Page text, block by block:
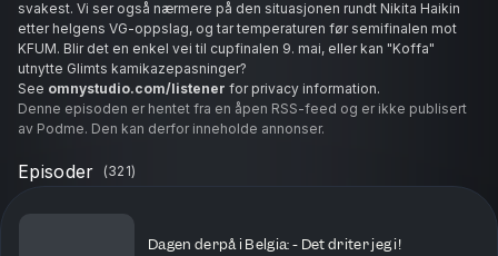
svakest. Vi ser også nærmere på den situasjonen rundt Nikita Haikin
etter helgens VG-oppslag, og tar temperaturen før semifinalen mot
KFUM. Blir det en enkel vei til cupfinalen 9. mai, eller kan "Koffa"
utnytte Glimts kamikazepasninger?
See omnystudio.com/listener for privacy information.
Denne episoden er hentet fra en åpen RSS-feed og er ikke publisert
av Podme. Den kan derfor inneholde annonser.
Episoder (321)
Dagen derpå i Belgia: - Det driter jeg i!